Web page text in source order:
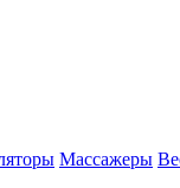
Массажеры